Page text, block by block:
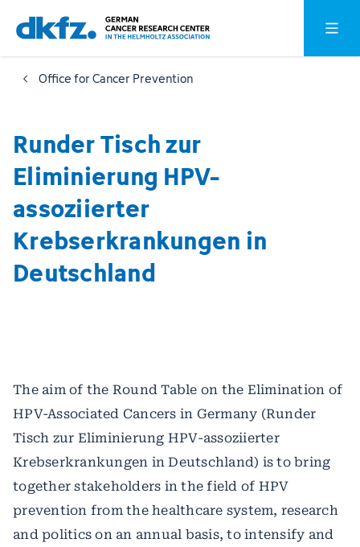
Skip
to
main
content
Jump
to
footer
Open
Office for Cancer Prevention
Runder Tisch zur
Eliminierung HPV-
assoziierter
Krebserkrankungen in
Deutschland
The aim of the Round Table on the Elimination of
HPV-Associated Cancers in Germany (Runder
Tisch zur Eliminierung HPV-assoziierter
Krebserkrankungen in Deutschland) is to bring
together stakeholders in the field of HPV
prevention from the healthcare system, research
and politics on an annual basis, to intensify and